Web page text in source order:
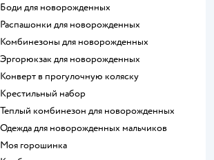
Боди для новорожденных
Распашонки для новорожденных
Комбинезоны для новорожденных
Эргорюкзак для новорожденных
Конверт в прогулочную коляску
Крестильный набор
Теплый комбинезон для новорожденных
Одежда для новорожденных мальчиков
Моя горошинка